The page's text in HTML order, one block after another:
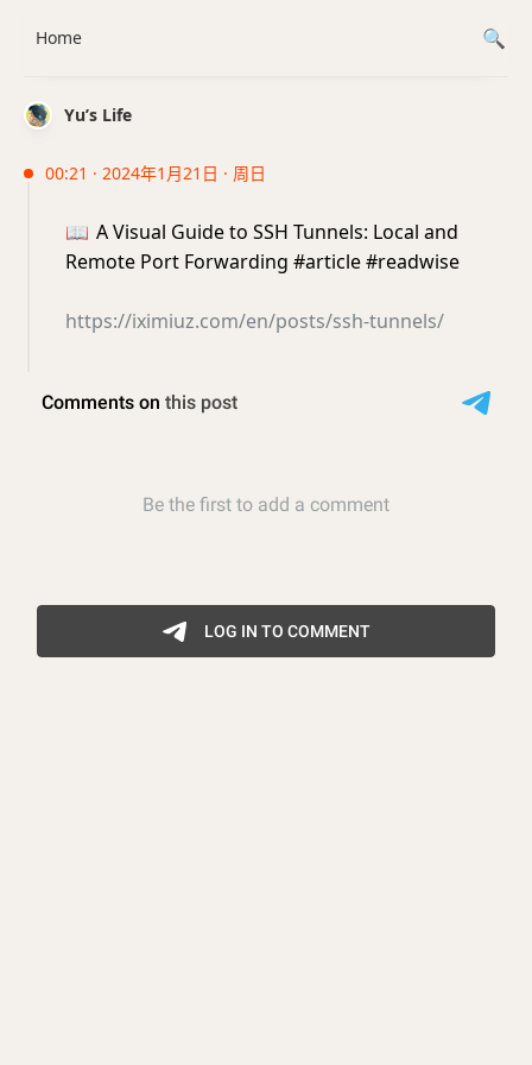
Yu’s Life
00:21 · 2024年1月21日 · 周日
📖 A Visual Guide to SSH Tunnels: Local and
Remote Port Forwarding #article #readwise
https://iximiuz.com/en/posts/ssh-tunnels/
Home